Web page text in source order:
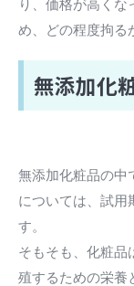
り、価格が高くな
め、どの程度拘る
無添加化
無添加化粧品の中
については、試用
す。
そもそも、化粧品
殖するための栄養